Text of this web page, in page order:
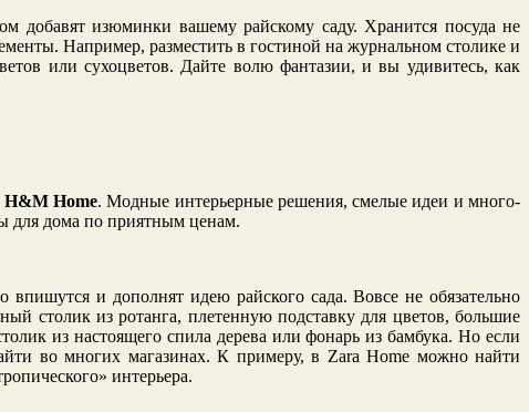
добавят изюминки вашему райскому саду. Хранится посуда не
Например, разместить в гостиной на журнальном столике и
или сухоцветов. Дайте волю фантазии, и вы удивитесь, как
H&M Home. Модные интерьерные решения, смелые идеи и много-
для дома по приятным ценам.
и дополнят идею райского сада. Вовсе не обязательно
столик из ротанга, плетенную подставку для цветов, большие
из настоящего спила дерева или фонарь из бамбука. Но если
во многих магазинах. К примеру, в Zara Home можно найти
интерьера.